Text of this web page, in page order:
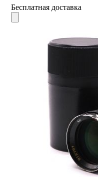
Бесплатная доставка